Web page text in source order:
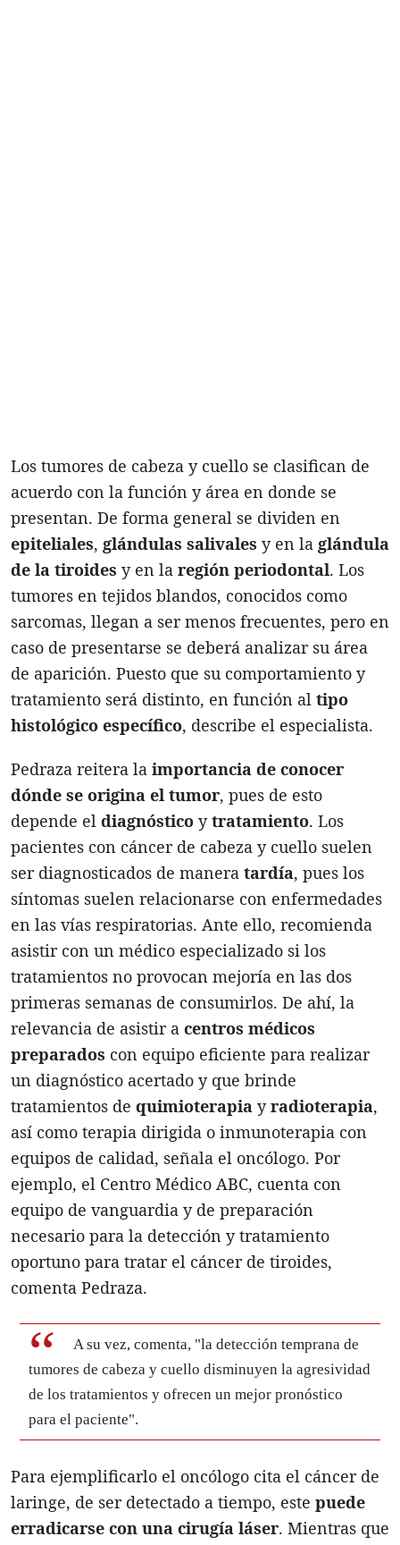
Los tumores de cabeza y cuello se clasifican de
acuerdo con la función y área en donde se
presentan. De forma general se dividen en
epiteliales, glándulas salivales y en la glándula
de la tiroides y en la región periodontal. Los
tumores en tejidos blandos, conocidos como
sarcomas, llegan a ser menos frecuentes, pero en
caso de presentarse se deberá analizar su área
de aparición. Puesto que su comportamiento y
tratamiento será distinto, en función al tipo
histológico específico, describe el especialista.
Pedraza reitera la importancia de conocer
dónde se origina el tumor, pues de esto
depende el diagnóstico ytratamiento. Los
pacientes con cáncer de cabeza y cuello suelen
ser diagnosticados de manera tardía, pues los
síntomas suelen relacionarse con enfermedades
en las vías respiratorias. Ante ello, recomienda
asistir con un médico especializado si los
tratamientos no provocan mejoría en las dos
primeras semanas de consumirlos. De ahí, la
relevancia de asistir a centros médicos
preparados con equipo eficiente para realizar
un diagnóstico acertado y que brinde
tratamientos de quimioterapia yradioterapia,
así como terapia dirigida o inmunoterapia con
equipos de calidad, señala el oncólogo. Por
ejemplo, el Centro Médico ABC, cuenta con
equipo de vanguardia y de preparación
necesario para la detección y tratamiento
oportuno para tratar el cáncer de tiroides,
comenta Pedraza.
A su vez, comenta, "la detección temprana de
tumores de cabeza y cuello disminuyen la agresividad
de los tratamientos y ofrecen un mejor pronóstico
para el paciente".
Para ejemplificarlo el oncólogo cita el cáncer de
laringe, de ser detectado a tiempo, este puede
erradicarse con una cirugía láser. Mientras que